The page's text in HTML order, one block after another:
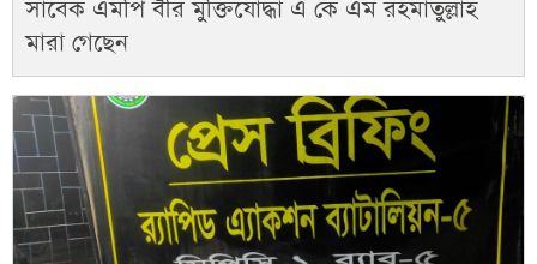
সাবেক এমপি বীর মুক্তিযোদ্ধা এ কে এম রহমাতুল্লাহ
মারা গেছেন